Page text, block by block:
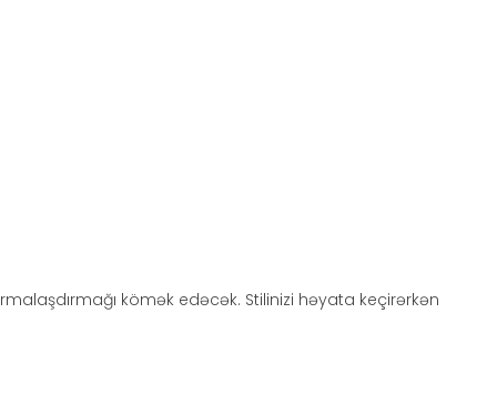
kömək edəcək. Stilinizi həyata keçirərkən